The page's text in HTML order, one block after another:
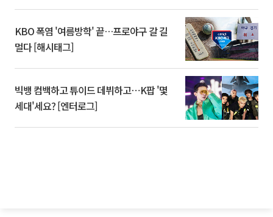
KBO 폭염 '여름방학' 끝…프로야구 갈 길
멀다 [해시태그]
빅뱅 컴백하고 튜이드 데뷔하고⋯K팝 '몇
세대'세요? [엔터로그]